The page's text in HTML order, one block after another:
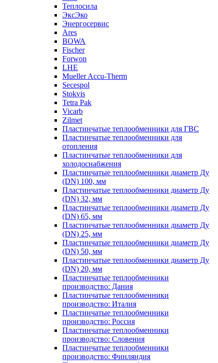
Теплосила
ЭксЭко
Энергосервис
Ares
BOWA
Fischer
Forwon
LHE
Mueller Accu-Therm
Secespol
Stokvis
Tetra Pak
Vicarb
Zilmet
Пластинчатые теплообменники для ГВС
Пластинчатые теплообменники для
отопления
Пластинчатые теплообменники для
холодоснабжения
Пластинчатые теплообменники диаметр Ду
(DN) 100, мм
Пластинчатые теплообменники диаметр Ду
(DN) 32, мм
Пластинчатые теплообменники диаметр Ду
(DN) 65, мм
Пластинчатые теплообменники диаметр Ду
(DN) 25, мм
Пластинчатые теплообменники диаметр Ду
(DN) 50, мм
Пластинчатые теплообменники диаметр Ду
(DN) 20, мм
Пластинчатые теплообменники
производство: Дания
Пластинчатые теплообменники
производство: Италия
Пластинчатые теплообменники
производство: Россия
Пластинчатые теплообменники
производство: Словения
Пластинчатые теплообменники
производство: Финляндия